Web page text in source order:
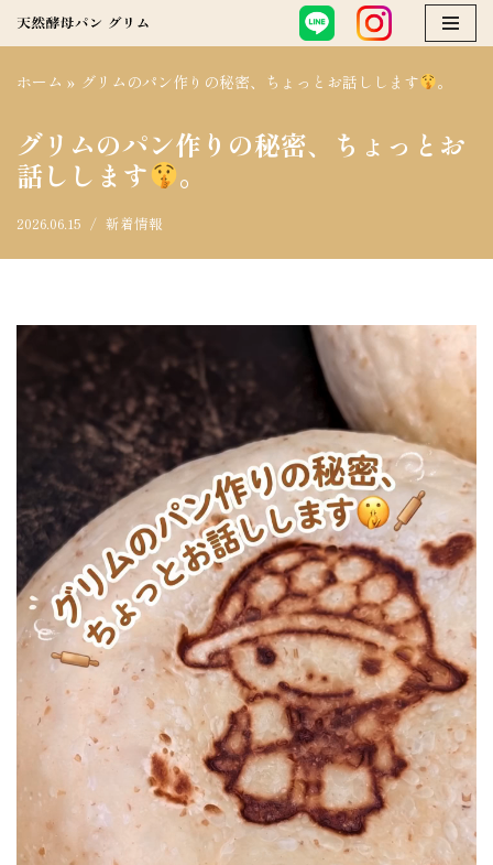
ン
ン
ツ
ス
ホーム » グリムのパン作りの秘密、ちょっとお話しします 。
グリムのパン作りの秘密、ちょっとお
話しします
。
2026.06.15 新着情報